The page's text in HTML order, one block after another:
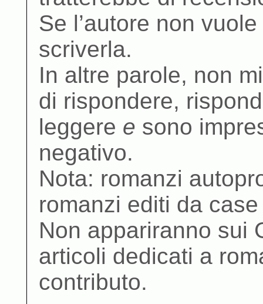
Se l’autore non
scriverla.
In altre parole, non
di rispondere,
leggere e sono
negativo.
Nota: romanzi
romanzi editi da
Non appariranno sui
articoli dedicati a
contributo.